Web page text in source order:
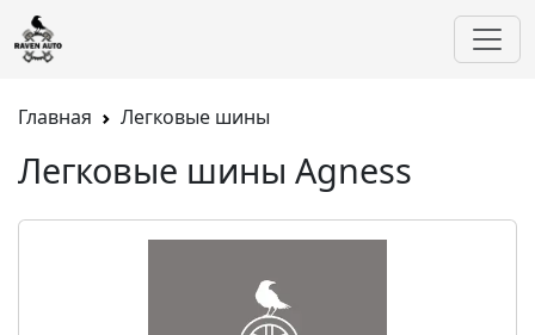
Главная Легковые шины
Легковые шины Agness